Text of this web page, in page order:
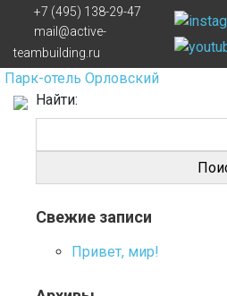
+7 (495) 138-29-47
mail@active-
teambuilding.ru
Навигация по записям
Парк-отель Орловский
Найти:
Свежие записи
Привет, мир!